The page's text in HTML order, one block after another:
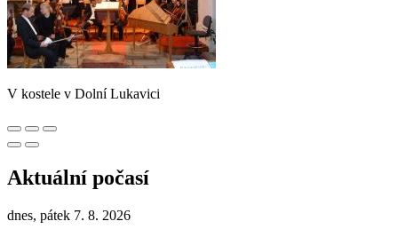
V kostele v Dolní Lukavici
Aktuální počasí
dnes, pátek 7. 8. 2026